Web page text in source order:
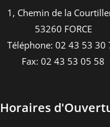
1, Chemin de la
53260 FORCE
Téléphone: 02 43 53 30
Fax: 02 43 53 05 58
Horaires